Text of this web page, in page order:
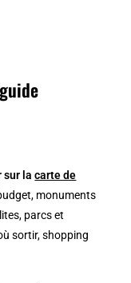
sur lacarte de
monuments
parcs et
sortir, shopping